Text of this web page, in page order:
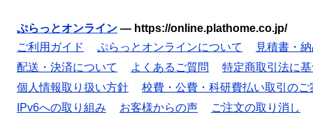
ぷらっとオンライン — https://online.plathome.co.jp/
ご利用ガイド
ぷらっとオンラインについて
見積書・
配送・決済について
よくあるご質問
特定商取引法に
個人情報取り扱い方針
校費・公費・科研費払い取引のご
IPv6への取り組み
お客様からの声 ご注文の取り消し